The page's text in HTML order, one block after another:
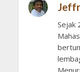
Sejak